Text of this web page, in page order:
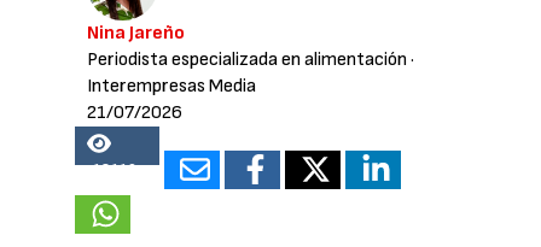
Nina Jareño
Periodista especializada en alimentación ·
Interempresas Media
21/07/2026
18110